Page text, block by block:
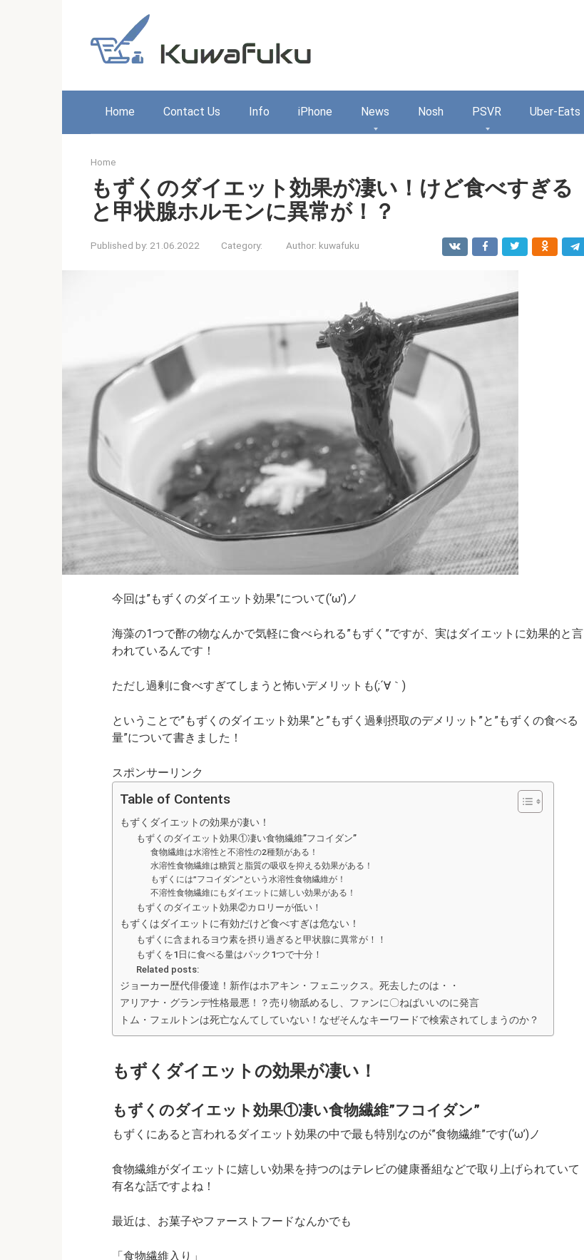
Home Contact Us Info iPhone News Nosh PSVR Uber-Eats
Home
もずくのダイエット効果が凄い！けど食べすぎる
と甲状腺ホルモンに異常が！？
Published by: 21.06.2022 Category: Author: kuwafuku
今回は”もずくのダイエット効果”について(‘ω’)ノ
海藻の1つで酢の物なんかで気軽に食べられる”もずく”ですが、実はダイエットに効果的と言
われているんです！
ただし過剰に食べすぎてしまうと怖いデメリットも(;´∀｀)
ということで”もずくのダイエット効果”と”もずく過剰摂取のデメリット”と”もずくの食べる
量”について書きました！
スポンサーリンク
Table of Contents
もずくダイエットの効果が凄い！
もずくのダイエット効果①凄い食物繊維”フコイダン”
食物繊維は水溶性と不溶性の2種類がある！
水溶性食物繊維は糖質と脂質の吸収を抑える効果がある！
もずくには”フコイダン”という水溶性食物繊維が！
不溶性食物繊維にもダイエットに嬉しい効果がある！
もずくのダイエット効果②カロリーが低い！
もずくはダイエットに有効だけど食べすぎは危ない！
もずくに含まれるヨウ素を摂り過ぎると甲状腺に異常が！！
もずくを1日に食べる量はパック1つで十分！
Related posts:
ジョーカー歴代俳優達！新作はホアキン・フェニックス。死去したのは・・
アリアナ・グランデ性格最悪！？売り物舐めるし、ファンに〇ねばいいのに発言
トム・フェルトンは死亡なんてしていない！なぜそんなキーワードで検索されてしまうのか？
もずくダイエットの効果が凄い！
もずくのダイエット効果①凄い食物繊維”フコイダン”
もずくにあると言われるダイエット効果の中で最も特別なのが”食物繊維”です(‘ω’)ノ
食物繊維がダイエットに嬉しい効果を持つのはテレビの健康番組などで取り上げられていて
有名な話ですよね！
最近は、お菓子やファーストフードなんかでも
「食物繊維入り」